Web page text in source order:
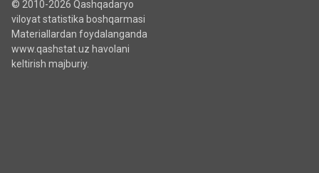
© 2010-2026 Qashqadaryo
viloyat statistika boshqarmasi
Materiallardan foydalanganda
www.qashstat.uz havolani
keltirish majburiy.